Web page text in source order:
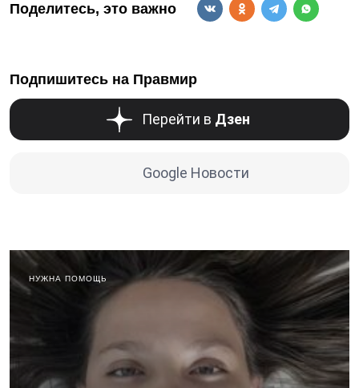
Поделитесь, это важно
Подпишитесь на Правмир
Перейти в Дзен
Google Новости
НУЖНА ПОМОЩЬ